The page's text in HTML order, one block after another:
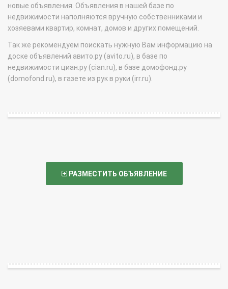
новые объявления. Объявления в нашей базе по
недвижимости наполняются вручную собственниками и
хозяевами квартир, комнат, домов и других помещений.
Так же рекомендуем поискать нужную Вам информацию на
доске объявлений авито.ру (avito.ru), в базе по
недвижимости циан.ру (cian.ru), в базе домофонд.ру
(domofond.ru), в газете из рук в руки (irr.ru).
РАЗМЕСТИТЬ ОБЪЯВЛЕНИЕ